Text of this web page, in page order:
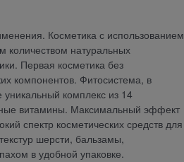
Косметика с использованием
количеством натуральных
Первая косметика без
компонентов. Фитосистема, в
уникальный комплекс из 14
витамины. Максимальный эффект
спектр косметических средств для
шерсти, бальзамы,
в удобной упаковке.